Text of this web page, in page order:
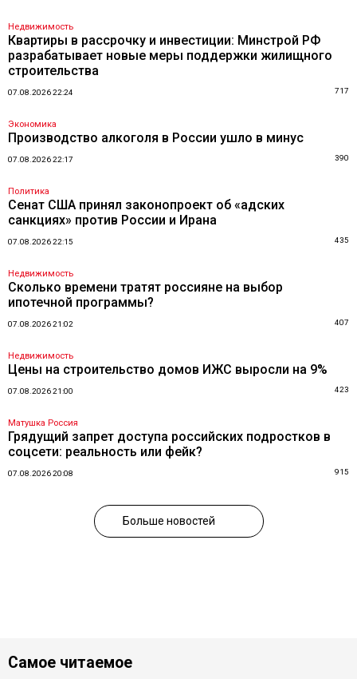
Недвижимость
Квартиры в рассрочку и инвестиции: Минстрой РФ
разрабатывает новые меры поддержки жилищного
строительства
07.08.2026 22:24 717
Экономика
Производство алкоголя в России ушло в минус
07.08.2026 22:17 390
Политика
Сенат США принял законопроект об «адских
санкциях» против России и Ирана
07.08.2026 22:15 435
Недвижимость
Сколько времени тратят россияне на выбор
ипотечной программы?
07.08.2026 21:02 407
Недвижимость
Цены на строительство домов ИЖС выросли на 9%
07.08.2026 21:00 423
Матушка Россия
Грядущий запрет доступа российских подростков в
соцсети: реальность или фейк?
07.08.2026 20:08 915
Больше новостей
Самое читаемое